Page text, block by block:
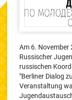
Am 6. November
Russischer
russischen
"Berliner Dialog
Veranstaltung